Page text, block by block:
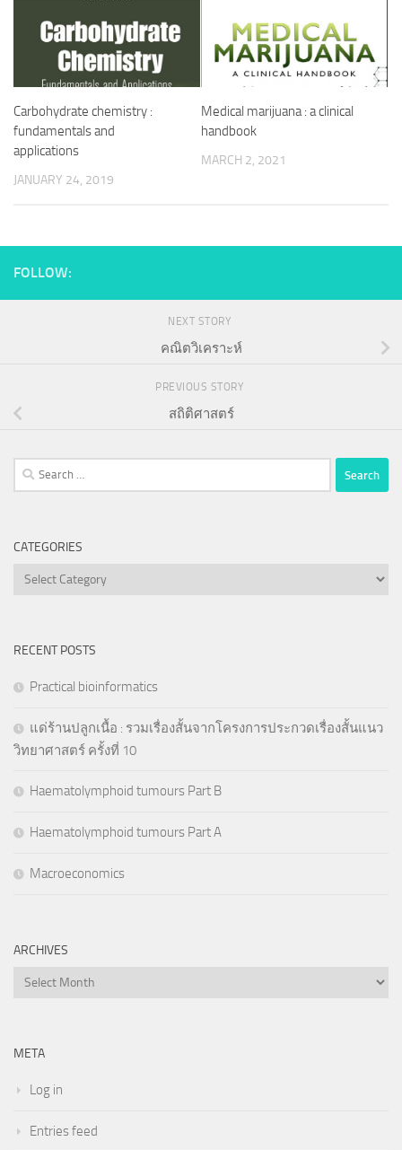
Carbohydrate chemistry :
fundamentals and
applications
JANUARY 24, 2019
Medical marijuana : a clinical
handbook
MARCH 2, 2021
FOLLOW:
NEXT STORY
คณิตวิเคราะห์
PREVIOUS STORY
สถิติศาสตร์
Search
for:
CATEGORIES
Categories
RECENT POSTS
Practical bioinformatics
แด่ร้านปลูกเนื้อ : รวมเรื่องสั้นจากโครงการประกวดเรื่องสั้นแนว
วิทยาศาสตร์ ครั้งที่ 10
Haematolymphoid tumours Part B
Haematolymphoid tumours Part A
Macroeconomics
ARCHIVES
Archives
META
Log in
Entries feed